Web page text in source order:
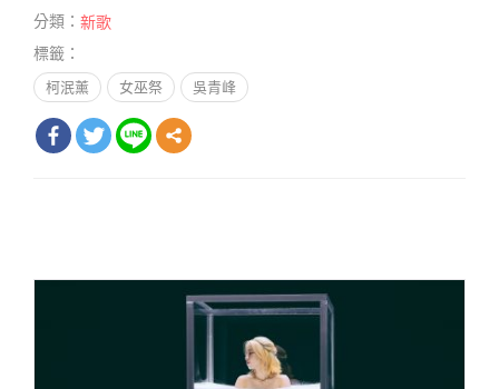
分類： 新歌
標籤：
柯泯薰 女巫祭 吳青峰